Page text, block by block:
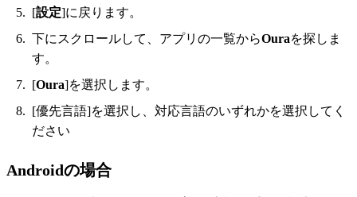
[設定]に戻ります。
下にスクロールして、アプリの一覧からOuraを探しま
す。
[Oura]を選択します。
[優先言語]を選択し、対応言語のいずれかを選択してく
ださい
Androidの場合